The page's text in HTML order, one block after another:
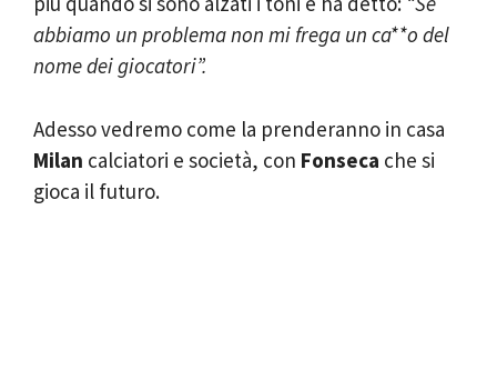
abbiamo un problema non mi frega un ca**o del
nome dei giocatori”.
Adesso vedremo come la prenderanno in casa
Milan calciatori e società, con Fonseca che si
gioca il futuro.